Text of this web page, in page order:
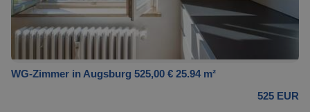
WG-Zimmer in Augsburg 525,00 € 25.94 m²
525 EUR